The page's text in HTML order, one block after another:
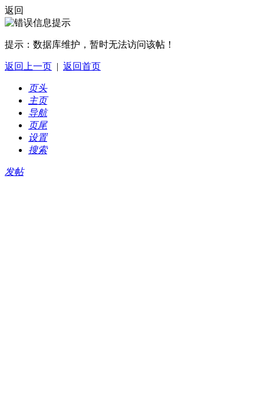
返回
提示： 数据库维护，暂时无法访问该帖！
返回上一页 | 返回首页
页头
主页
导航
页尾
设置
搜索
发帖